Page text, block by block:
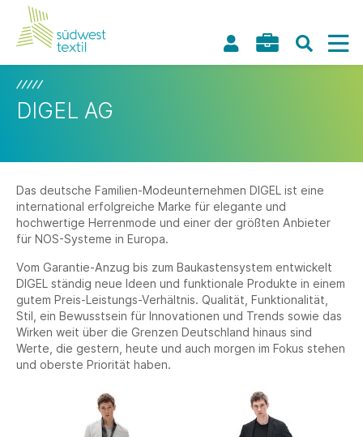
DIGEL AG
Das deutsche Familien-Modeunternehmen DIGEL ist eine
international erfolgreiche Marke für elegante und
hochwertige Herrenmode und einer der größten Anbieter
für NOS-Systeme in Europa.
Vom Garantie-Anzug bis zum Baukastensystem entwickelt
DIGEL ständig neue Ideen und funktionale Produkte in einem
gutem Preis-Leistungs-Verhältnis. Qualität, Funktionalität,
Stil, ein Bewusstsein für Innovationen und Trends sowie das
Wirken weit über die Grenzen Deutschland hinaus sind
Werte, die gestern, heute und auch morgen im Fokus stehen
und oberste Priorität haben.